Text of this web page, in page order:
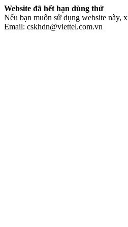
Website đã hết hạn dùng thử
Nếu bạn muốn sử dụng website này,
Email: cskhdn@viettel.com.vn